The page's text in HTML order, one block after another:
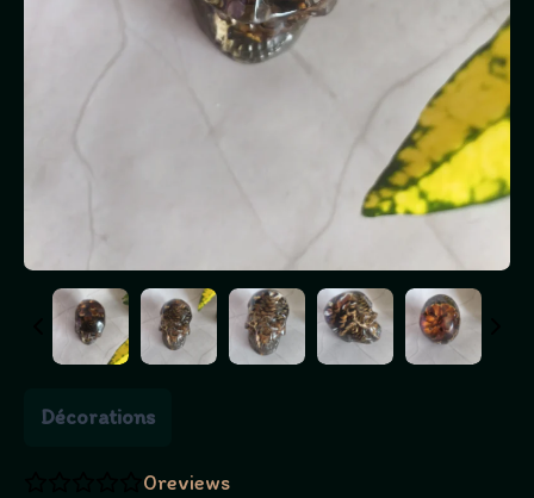
Décorations
0reviews